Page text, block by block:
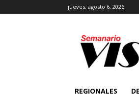
jueves, agosto 6, 2026
REGIONALES